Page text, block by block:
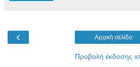
‹ Αρχική σελίδα
Προβολή έκδοσης